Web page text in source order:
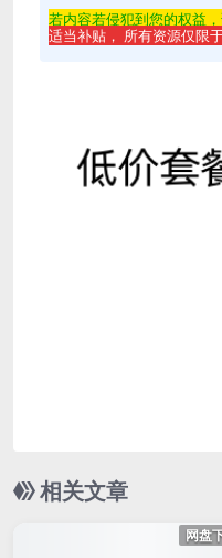
若内容若侵犯到您的权益
适当补贴， 所有资源仅限
相关文章
网盘